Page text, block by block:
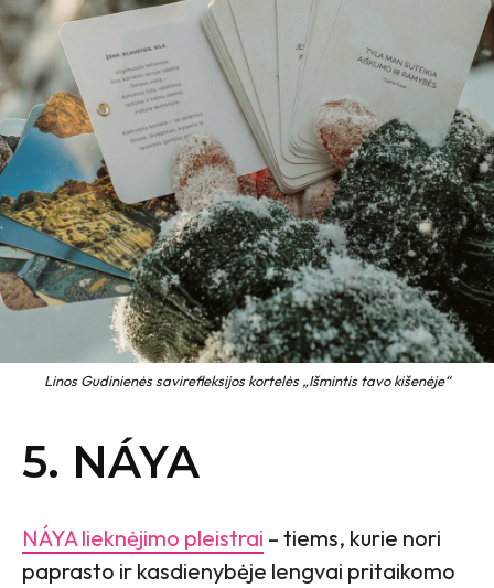
Linos Gudinienės savirefleksijos kortelės „Išmintis tavo kišenėje“
5. NÁYA
NÁYA lieknėjimo pleistrai – tiems, kurie nori
paprasto ir kasdienybėje lengvai pritaikomo